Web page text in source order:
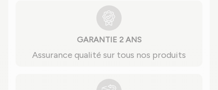
GARANTIE 2 ANS
Assurance qualité sur tous nos produits